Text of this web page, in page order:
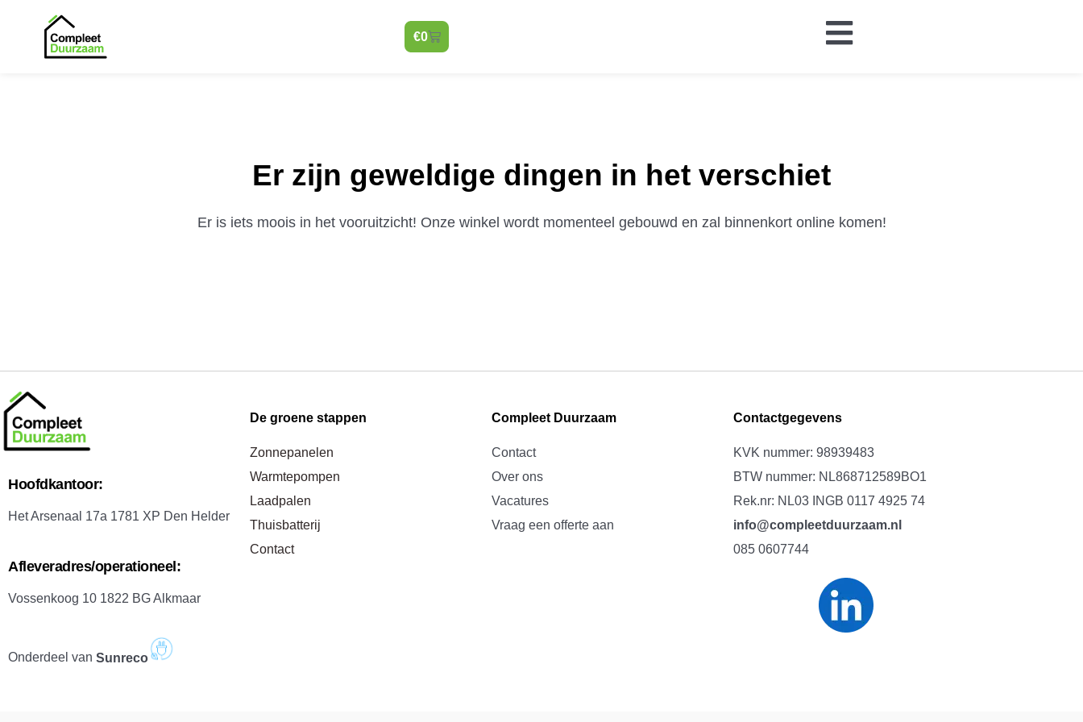
€0
Er zijn geweldige dingen in het verschiet
Er is iets moois in het vooruitzicht! Onze winkel wordt momenteel gebouwd en zal binnenkort online komen!
Hoofdkantoor:
Het Arsenaal 17a 1781 XP Den Helder
Afleveradres/operationeel:
Vossenkoog 10 1822 BG Alkmaar
Onderdeel van Sunreco
De groene stappen
Zonnepanelen
Warmtepompen
Laadpalen
Thuisbatterij
Contact
Compleet Duurzaam
Contact
Over ons
Vacatures
Vraag een offerte aan
Contactgegevens
KVK nummer: 98939483
BTW nummer: NL868712589BO1
Rek.nr: NL03 INGB 0117 4925 74
info@compleetduurzaam.nl
085 0607744